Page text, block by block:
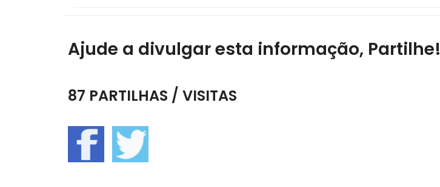
Ajude a divulgar esta informação, Partilhe!
87 PARTILHAS / VISITAS